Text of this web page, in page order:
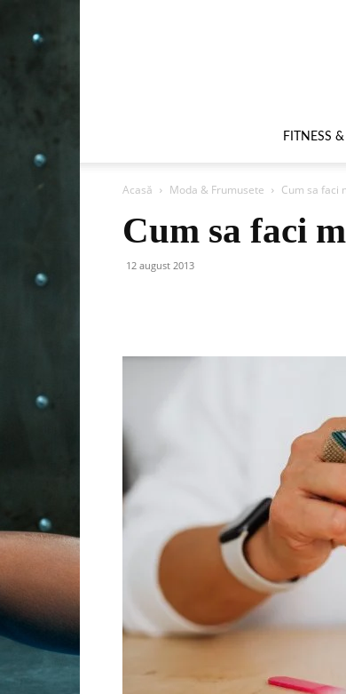
FITNESS
Acasă Moda & Frumusete Cum sa faci
Cum sa faci
12 august 2013